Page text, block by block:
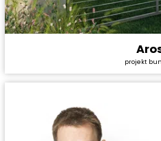
Dispozice:
projekt